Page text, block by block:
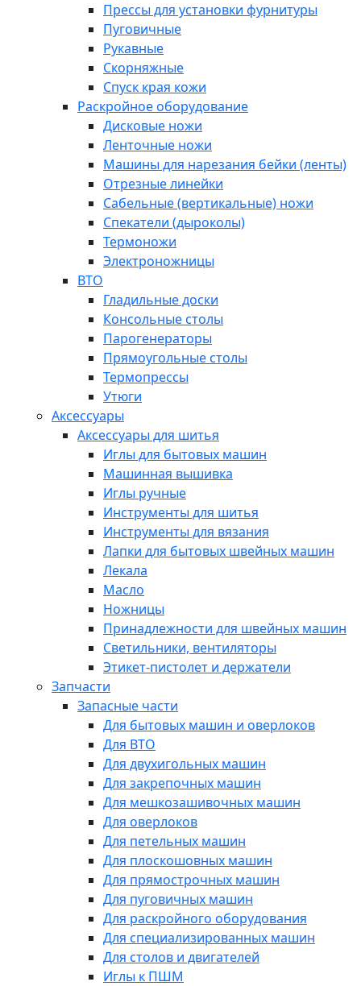
Прессы для установки фурнитуры
Пуговичные
Рукавные
Скорняжные
Спуск края кожи
Раскройное оборудование
Дисковые ножи
Ленточные ножи
Машины для нарезания бейки (ленты)
Отрезные линейки
Сабельные (вертикальные) ножи
Спекатели (дыроколы)
Термоножи
Электроножницы
ВТО
Гладильные доски
Консольные столы
Парогенераторы
Прямоугольные столы
Термопрессы
Утюги
Аксессуары
Аксессуары для шитья
Иглы для бытовых машин
Машинная вышивка
Иглы ручные
Инструменты для шитья
Инструменты для вязания
Лапки для бытовых швейных машин
Лекала
Масло
Ножницы
Принадлежности для швейных машин
Светильники, вентиляторы
Этикет-пистолет и держатели
Запчасти
Запасные части
Для бытовых машин и оверлоков
Для ВТО
Для двухигольных машин
Для закрепочных машин
Для мешкозашивочных машин
Для оверлоков
Для петельных машин
Для плоскошовных машин
Для прямострочных машин
Для пуговичных машин
Для раскройного оборудования
Для специализированных машин
Для столов и двигателей
Иглы к ПШМ